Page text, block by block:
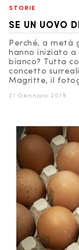
STORIE
SE UN UOVO
Perché, a metà
hanno iniziato
bianco? Tutta
concetto
Magritte, il
21 Gennaio 2019